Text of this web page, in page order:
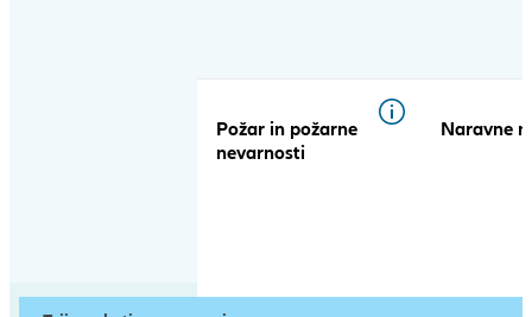
Požar in požarne
nevarnosti
Naravne